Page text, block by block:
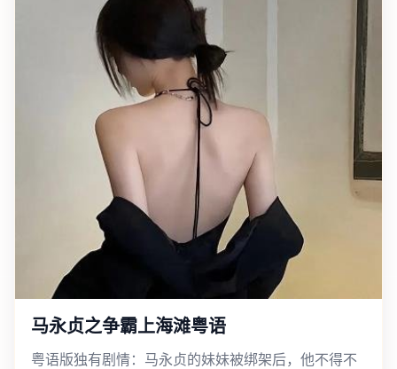
马永贞之争霸上海滩粤语
粤语版独有剧情：马永贞的妹妹被绑架后，他不得不